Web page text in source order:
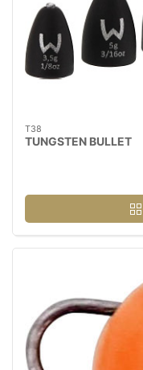
T38
TUNGSTEN BULLET